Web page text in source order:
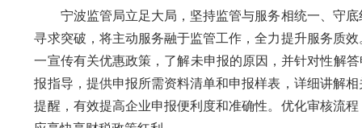
宁波监管局立足大局，坚持监管与服务相统一、守底
寻求突破，将主动服务融于监管工作，全力提升服务质
一宣传有关优惠政策，了解未申报的原因，并针对性解
报指导，提供申报所需资料清单和申报样表，详细讲解
提醒，有效提高企业申报便利度和准确性。优化审核流